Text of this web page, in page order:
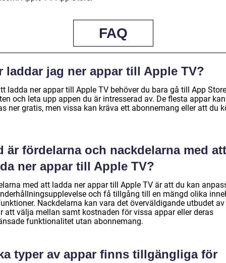
FAQ
laddar jag ner appar till Apple TV?
ladda ner appar till Apple TV behöver du bara gå till App
och leta upp appen du är intresserad av. De flesta appar kan
ner gratis, men vissa kan kräva ett abonnemang eller att du
är fördelarna och nackdelarna med att
ner appar till Apple TV?
med att ladda ner appar till Apple TV är att du kan
och få tillgång till en mängd olika
Nackdelarna kan vara det överväldigande utbudet av
att välja mellan samt kostnaden för vissa appar eller deras
funktionalitet utan abonnemang.
typer av appar finns tillgängliga för